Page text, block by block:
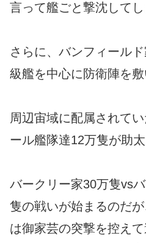
言って艦ごと撃沈してし
さらに、バンフィール
級艦を中心に防衛陣を敷
周辺宙域に配属されて
ール艦隊達12万隻が助太
バークリー家30万隻vs
隻の戦いが始まるのだ
は御家芸の突撃を控え